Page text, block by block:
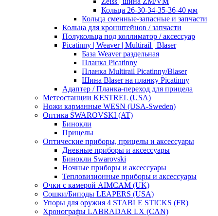
Кольца 26-30-34-35-36-40 мм
Кольца сменные-запасные и запчасти
Кольца для кронштейнов / запчасти
Полукольца под коллиматор / аксессуар
Picatinny | Weaver | Multirail | Blaser
База Weaver раздельная
Планка Picatinny
Планка Multirail Picatinny/Blaser
Шина Blaser на планку Picatinny
Адаптер / Планка-переход для прицела
Метеостанции KESTREL (USA)
Ножи карманные WESN (USA-Sweden)
Оптика SWAROVSKI (AT)
Бинокли
Прицелы
Оптические приборы, прицелы и аксессуары
Дневные приборы и аксессуары
Бинокли Swarovski
Ночные приборы и аксессуары
Тепловизионные приборы и аксессуары
Очки с камерой AIMCAM (UK)
Сошки/Биподы LEAPERS (USA)
Упоры для оружия 4 STABLE STICKS (FR)
Хронографы LABRADAR LX (CAN)